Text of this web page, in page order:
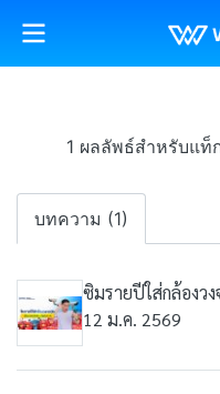
1 ผลลัพธ์สำหรับแท็
บทความ (1)
ซิมรายปีใส่กล้องว
12 ม.ค. 2569